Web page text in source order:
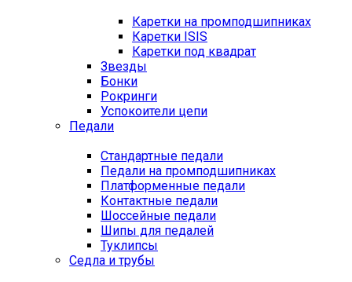
Каретки на промподшипниках
Каретки ISIS
Каретки под квадрат
Звезды
Бонки
Рокринги
Успокоители цепи
Педали
Стандартные педали
Педали на промподшипниках
Платформенные педали
Контактные педали
Шоссейные педали
Шипы для педалей
Туклипсы
Седла и трубы